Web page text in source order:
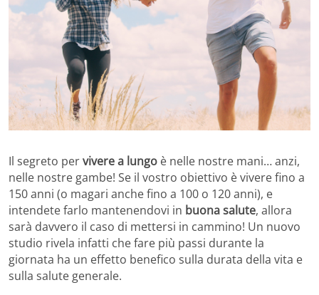
Il segreto pervivere a lungo è nelle nostre mani… anzi,
nelle nostre gambe! Se il vostro obiettivo è vivere fino a
150 anni (o magari anche fino a 100 o 120 anni), e
intendete farlo mantenendovi in buona salute, allora
sarà davvero il caso di mettersi in cammino! Un nuovo
studio rivela infatti che fare più passi durante la
giornata ha un effetto benefico sulla durata della vita e
sulla salute generale.